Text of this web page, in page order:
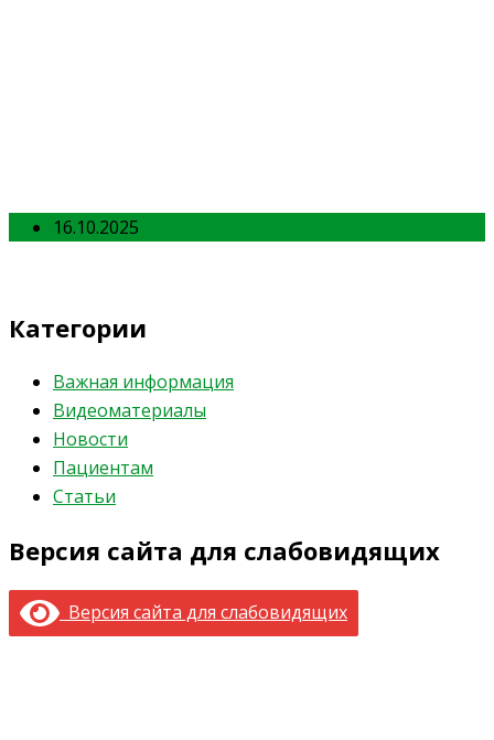
16.10.2025
Категории
Важная информация
Видеоматериалы
Новости
Пациентам
Статьи
Версия сайта для слабовидящих
Версия сайта для слабовидящих